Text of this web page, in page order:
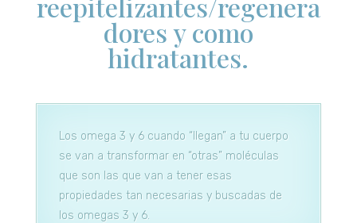
dores y como
hidratantes.
Los omega 3 y 6 cuando “llegan” a tu cuerpo
se van a transformar en “otras” moléculas
que son las que van a tener esas
propiedades tan necesarias y buscadas de
los omegas 3 y 6.